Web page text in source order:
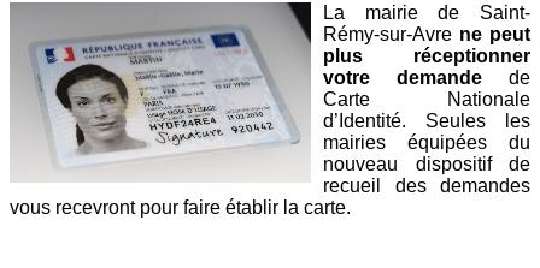
La mairie de Saint-
Rémy-sur-Avre ne peut
plus réceptionner
votre demande de
Carte Nationale
d’Identité. Seules les
mairies équipées du
nouveau dispositif de
recueil des demandes
vous recevront pour faire établir la carte.